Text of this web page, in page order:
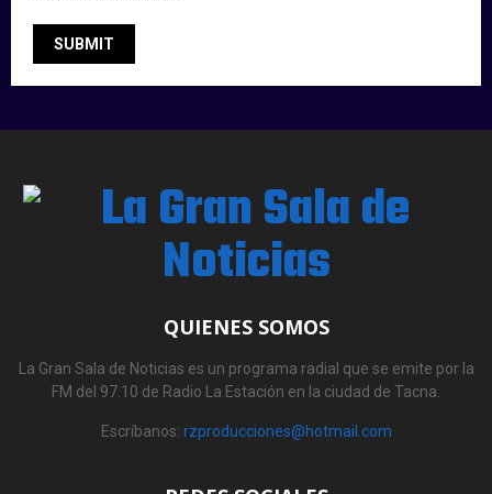
QUIENES SOMOS
La Gran Sala de Noticias es un programa radial que se emite por la
FM del 97.10 de Radio La Estación en la ciudad de Tacna.
Escríbanos: rzproducciones@hotmail.com